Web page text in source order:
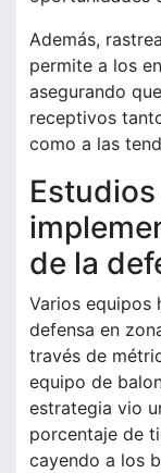
Además,
permite a los
asegurando
receptivos
como a las
de la
Varios equipos
defensa en
través de
equipo de
estrategia vio
porcentaje de
cayendo a los